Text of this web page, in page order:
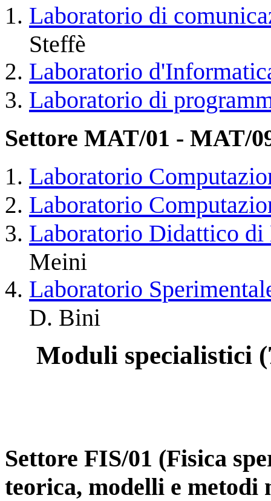
Laboratorio di
Steffè
Laboratorio
Laboratorio di
Settore MAT/01 - MAT/
Laboratorio
Laboratorio
Laboratorio Didattico di
Meini
Laboratorio
D. Bini
Moduli specialistici
Settore FIS/01 (Fisica
teorica, modelli e metodi